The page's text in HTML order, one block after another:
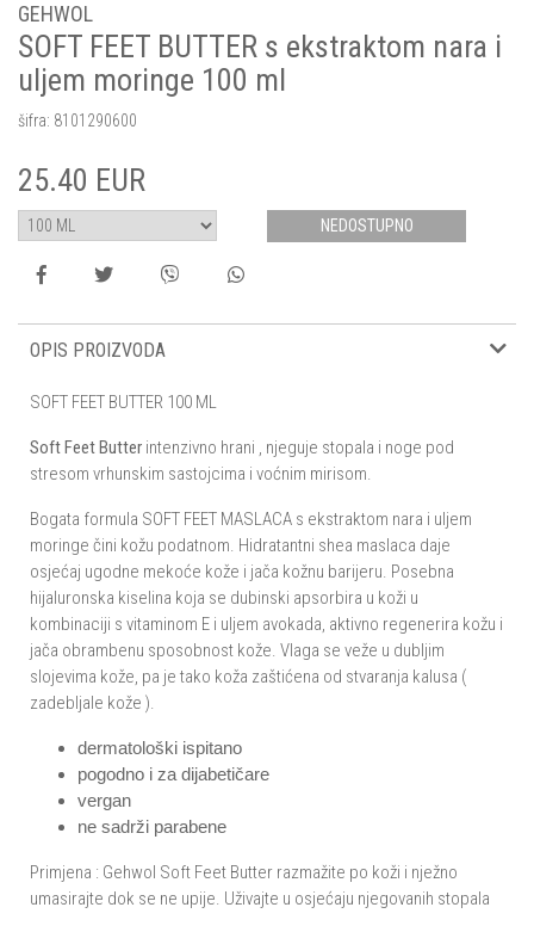
GEHWOL
SOFT FEET BUTTER s ekstraktom nara i
uljem moringe 100 ml
šifra: 8101290600
25.40 EUR
NEDOSTUPNO
OPIS PROIZVODA
SOFT FEET BUTTER 100 ML
Soft Feet Butter intenzivno hrani , njeguje stopala i noge pod
stresom vrhunskim sastojcima i voćnim mirisom.
Bogata formula SOFT FEET MASLACA s ekstraktom nara i uljem
moringe čini kožu podatnom. Hidratantni shea maslaca daje
osjećaj ugodne mekoće kože i jača kožnu barijeru. Posebna
hijaluronska kiselina koja se dubinski apsorbira u koži u
kombinaciji s vitaminom E i uljem avokada, aktivno regenerira kožu i
jača obrambenu sposobnost kože. Vlaga se veže u dubljim
slojevima kože, pa je tako koža zaštićena od stvaranja kalusa (
zadebljale kože ).
dermatološki ispitano
pogodno i za dijabetičare
vergan
ne sadrži parabene
Primjena : Gehwol Soft Feet Butter razmažite po koži i nježno
umasirajte dok se ne upije. Uživajte u osjećaju njegovanih stopala